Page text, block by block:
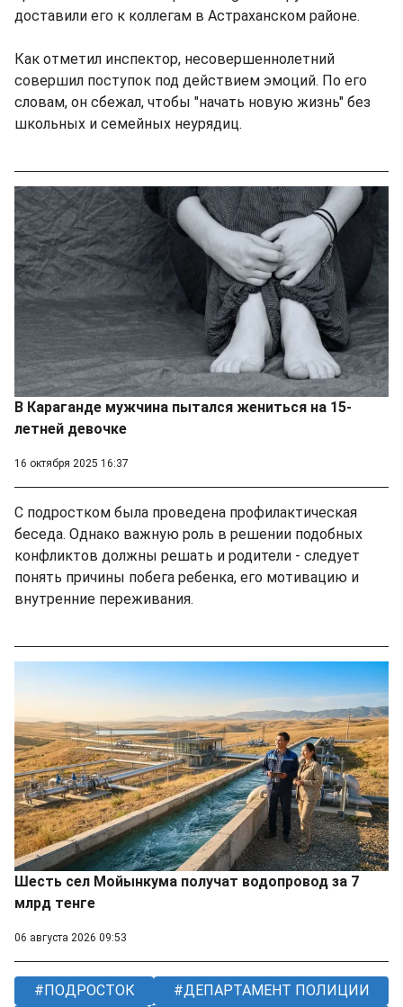
доставили его к коллегам в Астраханском районе.
Как отметил инспектор, несовершеннолетний
совершил поступок под действием эмоций. По его
словам, он сбежал, чтобы "начать новую жизнь" без
школьных и семейных неурядиц.
В Караганде мужчина пытался жениться на 15-
летней девочке
16 октября 2025 16:37
С подростком была проведена профилактическая
беседа. Однако важную роль в решении подобных
конфликтов должны решать и родители - следует
понять причины побега ребенка, его мотивацию и
внутренние переживания.
Шесть сел Мойынкума получат водопровод за 7
млрд тенге
06 августа 2026 09:53
ПОДРОСТОК
ДЕПАРТАМЕНТ ПОЛИЦИИ